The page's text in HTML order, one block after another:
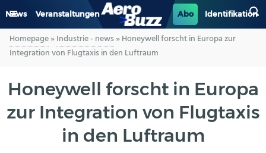
News Veranstaltungen Abo Identifikation
GENERAL AVIATION
LUFTVERKEHR
Homepage»Industrie - news»Honeywell forscht in Europa zur
Integration von Flugtaxis in den Luftraum
Honeywell forscht in Europa
zur Integration von Flugtaxis
in den Luftraum